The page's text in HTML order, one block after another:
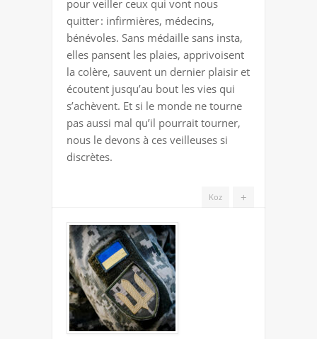
pour veiller ceux qui vont nous
quitter : infirmières, médecins,
bénévoles. Sans médaille sans insta,
elles pansent les plaies, apprivoisent
la colère, sauvent un dernier plaisir et
écoutent jusqu’au bout les vies qui
s’achèvent. Et si le monde ne tourne
pas aussi mal qu’il pourrait tourner,
nous le devons à ces veilleuses si
discrètes.
+
Koz